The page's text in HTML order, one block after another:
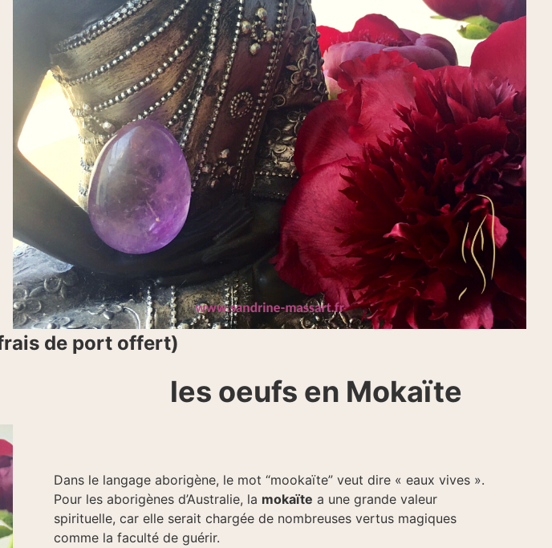
de port offert)
les oeufs en Mokaïte
Dans le langage aborigène, le mot “mookaïte” veut dire « eaux vives ».
Pour les aborigènes d’Australie, la mokaïte a une grande valeur
spirituelle, car elle serait chargée de nombreuses vertus magiques
comme la faculté de guérir.